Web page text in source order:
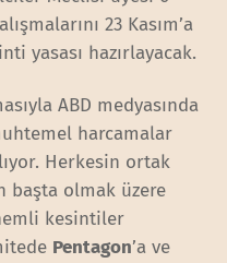
23 Kasım’a
yasası hazırlayacak.
ABD medyasında
harcamalar
Herkesin ortak
başta olmak üzere
kesintiler
Pentagon’a ve